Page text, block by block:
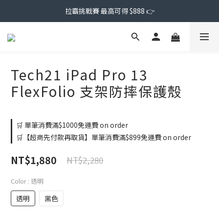
拉霸挑戰賽 最高可得 $888 👉
Tech21 iPad Pro 13
FlexFolio 支架防摔保護殼
🛒 單筆消費滿$1000免運費 on order
🛒【超商先付款再取貨】單筆消費滿$899免運費 on order
NT$1,880 NT$2,280
Color : 透明
透明 黑色